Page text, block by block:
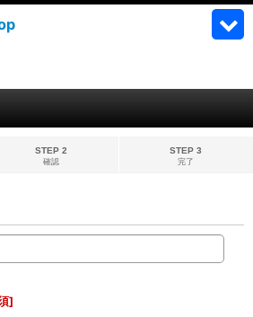
STEP 2
確認
STEP 3
完了
]